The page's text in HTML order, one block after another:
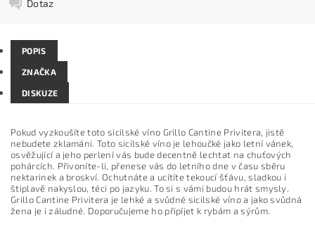
Dotaz
POPIS
ZNAČKA
DISKUZE
Pokud vyzkoušíte toto sicilské víno Grillo Cantine Privitera, jistě
nebudete zklamáni. Toto sicilské víno je lehoučké jako letní vánek,
osvěžující a jeho perlení vás bude decentně lechtat na chuťových
pohárcích. Přivoníte-li, přenese vás do letního dne v času sběru
nektarinek a broskví. Ochutnáte a ucítíte tekoucí šťávu, sladkou i
štiplavě nakyslou, téci po jazyku. To si s vámi budou hrát smysly.
Grillo Cantine Privitera je lehké a svůdné sicilské víno a jako svůdná
žena je i záludné. Doporučujeme ho připíjet k rybám a sýrům.